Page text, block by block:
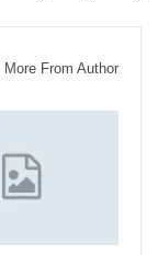
More From Author